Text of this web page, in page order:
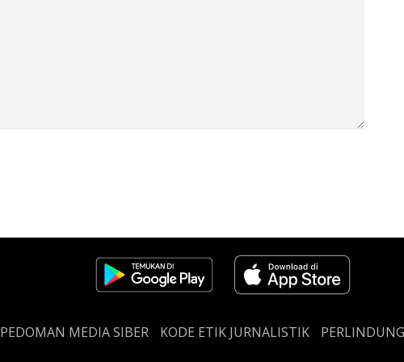
PEDOMAN MEDIA SIBER KODE ETIK JURNALISTIK